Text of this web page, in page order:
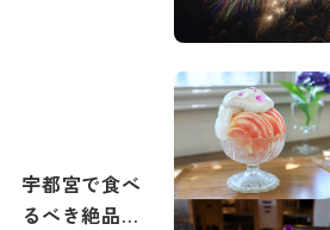
宇都宮で食べ
るべき絶品か